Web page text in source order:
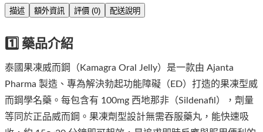
描述 額外資訊 評價 (0) 配送說明
1️⃣ 藥品介紹
泰國果凍威而鋼（Kamagra Oral Jelly）是一款由 Ajanta
Pharma 製造、專為解決勃起功能障礙（ED）打造的果凍型威
而鋼學名藥。每包含有 100mg 西地那非（Sildenafil），劑量
等同於正品威而鋼。果凍劑型設計無需吞服藥丸，能快速吸